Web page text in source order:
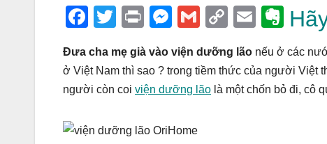
F
c
e
o
T
tt
er
Pr
t
M
ss
e
g
G
ail
C
p
y
E
ail
E
er
n
Đưa cha mẹ già vào viện dưỡng lão nếu ở các
ở Việt Nam thì sao ? trong tiềm thức của người Việt
người còn coi viện dưỡng lão là một chốn bỏ đi, cô